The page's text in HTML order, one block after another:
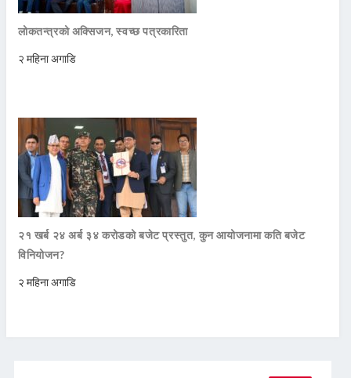
लोकतन्त्रको अक्सिजन, स्वच्छ पत्रकारिता
२ महिना अगाडि
२१ खर्ब २४ अर्ब ३४ करोडको बजेट प्रस्तुत, कुन आयोजनामा कति बजेट
विनियोजन?
२ महिना अगाडि